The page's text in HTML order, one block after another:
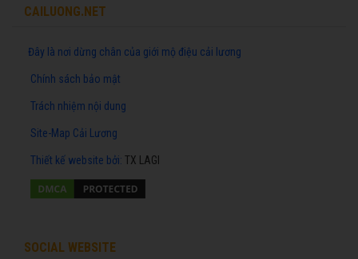
CAILUONG.NET
Đây là nơi dừng chân của giới mộ điệu cải lương
Chính sách bảo mật
Trách nhiệm nội dung
Site-Map Cải Lương
Thiết kế website bởi: TX LAGI
SOCIAL WEBSITE